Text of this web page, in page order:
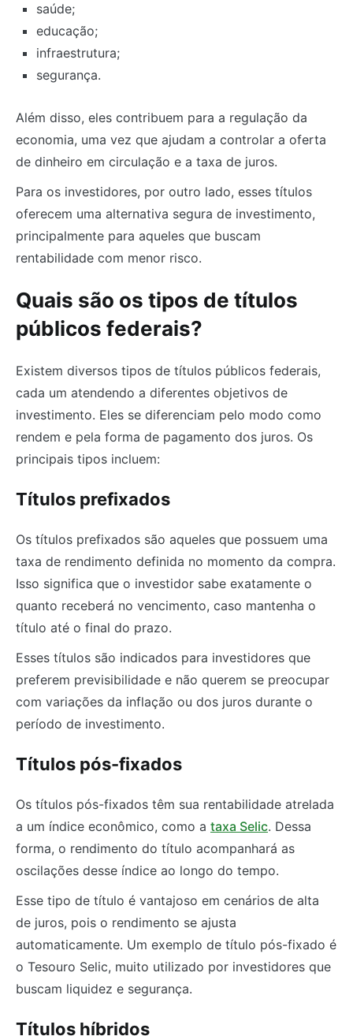
saúde;
educação;
infraestrutura;
segurança.
Além disso, eles contribuem para a regulação da
economia, uma vez que ajudam a controlar a oferta
de dinheiro em circulação e a taxa de juros.
Para os investidores, por outro lado, esses títulos
oferecem uma alternativa segura de investimento,
principalmente para aqueles que buscam
rentabilidade com menor risco.
Quais são os tipos de títulos
públicos federais?
Existem diversos tipos de títulos públicos federais,
cada um atendendo a diferentes objetivos de
investimento. Eles se diferenciam pelo modo como
rendem e pela forma de pagamento dos juros. Os
principais tipos incluem:
Títulos prefixados
Os títulos prefixados são aqueles que possuem uma
taxa de rendimento definida no momento da compra.
Isso significa que o investidor sabe exatamente o
quanto receberá no vencimento, caso mantenha o
título até o final do prazo.
Esses títulos são indicados para investidores que
preferem previsibilidade e não querem se preocupar
com variações da inflação ou dos juros durante o
período de investimento.
Títulos pós-fixados
Os títulos pós-fixados têm sua rentabilidade atrelada
a um índice econômico, como a taxa Selic. Dessa
forma, o rendimento do título acompanhará as
oscilações desse índice ao longo do tempo.
Esse tipo de título é vantajoso em cenários de alta
de juros, pois o rendimento se ajusta
automaticamente. Um exemplo de título pós-fixado é
o Tesouro Selic, muito utilizado por investidores que
buscam liquidez e segurança.
Títulos híbridos